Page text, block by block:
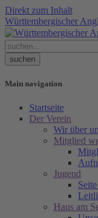
Direkt zum Inhalt
Württembergischer
Main navigation
Startseite
Der Verein
Wir über
Mitglied
Jugend
Haus am